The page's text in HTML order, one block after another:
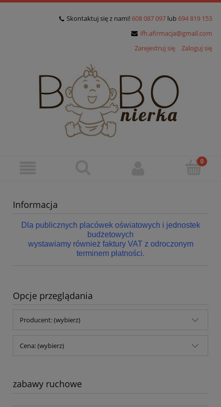
Skontaktuj się z nami! 608 087 097 lub 694 819 153
ifh.afirmacja@gmail.com
Zarejestruj się
Zaloguj się
Informacja
Dla publicznych placówek oświatowych i jednostek
budżetowych
wystawiamy również faktury VAT z odroczonym
terminem płatności.
Opcje przeglądania
Producent: (wybierz)
Cena: (wybierz)
zabawy ruchowe